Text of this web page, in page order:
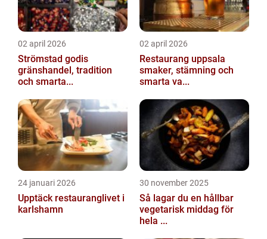
02 april 2026
Strömstad godis
gränshandel, tradition
och smarta...
02 april 2026
Restaurang uppsala
smaker, stämning och
smarta va...
24 januari 2026
Upptäck restauranglivet i
karlshamn
30 november 2025
Så lagar du en hållbar
vegetarisk middag för
hela ...